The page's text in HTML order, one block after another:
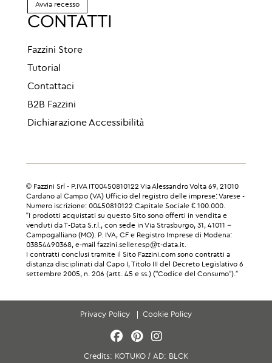
Avvia recesso
CONTATTI
Fazzini Store
Tutorial
Contattaci
B2B Fazzini
Dichiarazione Accessibilità
© Fazzini Srl - P.IVA IT00450810122 Via Alessandro Volta 69, 21010
Cardano al Campo (VA) Ufficio del registro delle imprese: Varese -
Numero iscrizione: 00450810122 Capitale Sociale € 100.000.
“I prodotti acquistati su questo Sito sono offerti in vendita e
venduti da T-Data S.r.l., con sede in Via Strasburgo, 31, 41011 –
Campogalliano (MO). P. IVA, CF e Registro Imprese di Modena:
03854490368, e-mail fazzini.seller.esp@t-data.it.
I contratti conclusi tramite il Sito Fazzini.com sono contratti a
distanza disciplinati dal Capo I, Titolo III del Decreto Legislativo 6
settembre 2005, n. 206 (artt. 45 e ss.) ("Codice del Consumo”).”
Privacy Policy Cookie Policy
Credits: KOTUKO / AD: BLCK